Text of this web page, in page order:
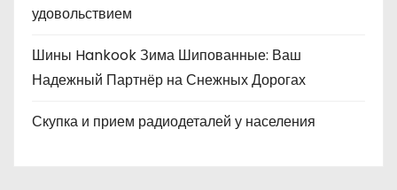
удовольствием
Шины Hankook Зима Шипованные: Ваш
Надежный Партнёр на Снежных Дорогах
Скупка и прием радиодеталей у населения